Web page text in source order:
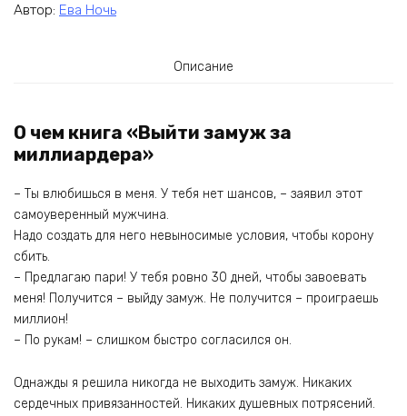
Автор: Ева Ночь
Описание
О чем книга «Выйти замуж за
миллиардера»
– Ты влюбишься в меня. У тебя нет шансов, – заявил этот
самоуверенный мужчина.
Надо создать для него невыносимые условия, чтобы корону
сбить.
– Предлагаю пари! У тебя ровно 30 дней, чтобы завоевать
меня! Получится – выйду замуж. Не получится – проиграешь
миллион!
– По рукам! – слишком быстро согласился он.
Однажды я решила никогда не выходить замуж. Никаких
сердечных привязанностей. Никаких душевных потрясений.